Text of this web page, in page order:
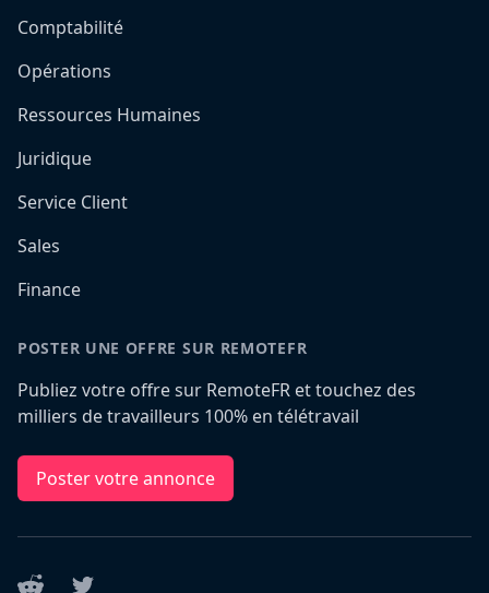
Comptabilité
Opérations
Ressources Humaines
Juridique
Service Client
Sales
Finance
POSTER UNE OFFRE SUR REMOTEFR
Publiez votre offre sur RemoteFR et touchez des
milliers de travailleurs 100% en télétravail
Poster votre annonce
Reddit Twitter